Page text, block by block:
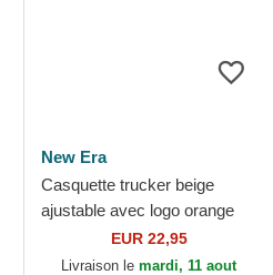
New Era
Casquette trucker beige
ajustable avec logo orange
pour enfant 9FORTY
Homefield New York
EUR 22,95
Livraison le mardi, 11 aout